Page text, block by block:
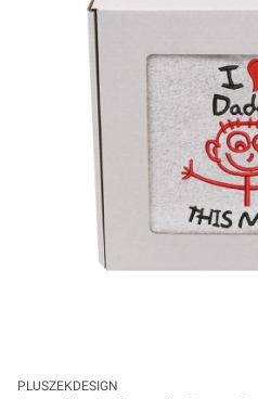
PRODUCENT
PLUSZEKDESIGN